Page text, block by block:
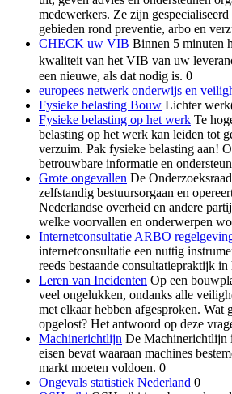
medewerkers. Ze zijn
gebieden rond preventie, arbo en
CHECK uw VIB Binnen 5 minuten
kwaliteit van het VIB van uw
een nieuwe, als dat nodig is. 0
europees netwerk onderwijs en
Fysieke belasting Bouw Lichter
Fysieke belasting op het werk Te
belasting op het werk kan leiden tot
verzuim. Pak fysieke belasting aan!
betrouwbare informatie en
Grote ongevallen De
zelfstandig bestuursorgaan en
Nederlandse overheid en andere
welke voorvallen en onderwerpen
Internetconsultatie ARBO
internetconsultatie een nuttig
reeds bestaande consultatiepraktijk
Leren van Incidenten Op een
veel ongelukken, ondanks alle
met elkaar hebben afgesproken. Wat
opgelost? Het antwoord op deze
Machinerichtlijn De Machinerichtlijn
eisen bevat waaraan machines
markt moeten voldoen. 0
Ongevals statistiek Nederland 0